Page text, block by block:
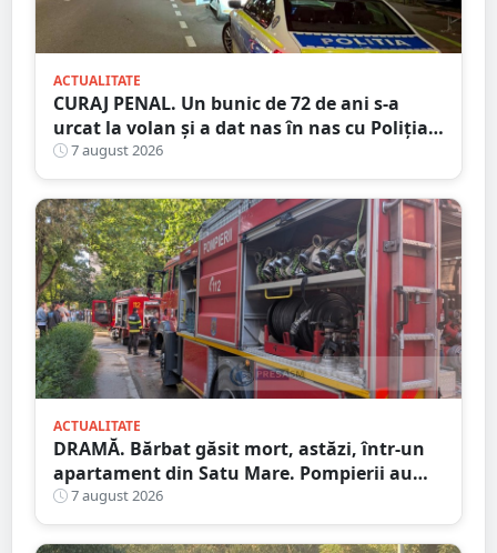
ACTUALITATE
CURAJ PENAL. Un bunic de 72 de ani s-a
urcat la volan și a dat nas în nas cu Poliția
Satu Mare
7 august 2026
ACTUALITATE
DRAMĂ. Bărbat găsit mort, astăzi, într-un
apartament din Satu Mare. Pompierii au
spart ușa
7 august 2026